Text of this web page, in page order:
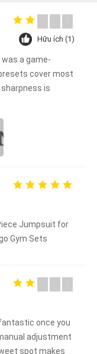
Hữu ích (1)
a game-
cover most
is
Jumpsuit for
Gym Sets
once you
adjustment
spot makes